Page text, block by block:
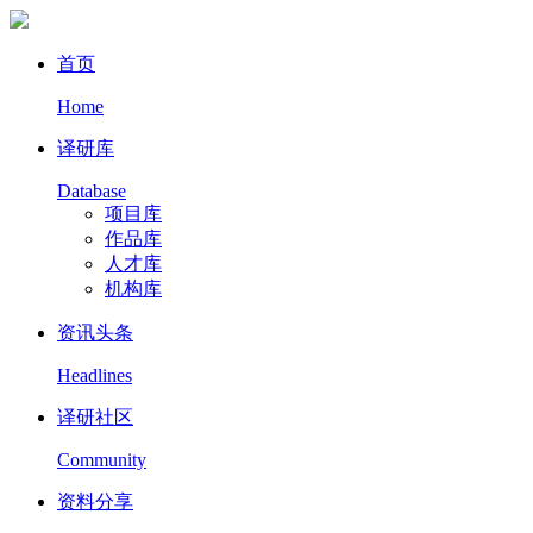
首页
Home
译研库
Database
项目库
作品库
人才库
机构库
资讯头条
Headlines
译研社区
Community
资料分享